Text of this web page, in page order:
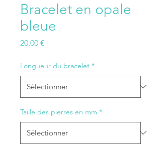
Bracelet en opale
bleue
20,00 €
Longueur du bracelet *
Taille des pierres en mm *